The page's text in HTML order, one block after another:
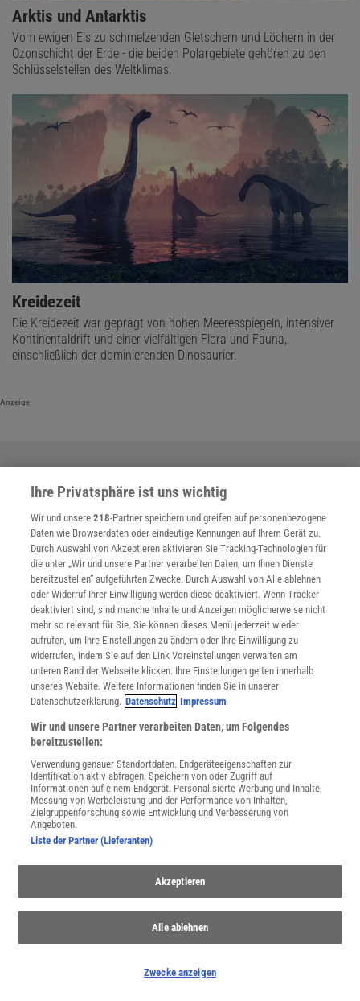
Arktis und Antarktis
Vom ewigen Eis zu schmelzenden Gletschern und Löchern in der
Ozonschicht der Erde - die beiden Polargebiete gehören zu den
Schlüsselstellen des Weltklimas.
Kreidezeit
Die Kreidezeit war geprägt von hohen Meeresspiegeln, intensiver
Kontinentaldrift und einer vielfältigen Flora und Fauna,
einschließlich der dominierenden Dinosaurier.
Anzeige
SPONSORED
PARTNERINHALTE
Anzeige
Ihre Privatsphäre ist uns wichtig
Wir und unsere218-Partner speichern und greifen auf personenbezogene
Daten wie Browserdaten oder eindeutige Kennungen auf Ihrem Gerät zu.
Durch Auswahl von Akzeptieren aktivieren Sie Tracking-Technologien für
die unter „Wir und unsere Partner verarbeiten Daten, um Ihnen Dienste
bereitzustellen“ aufgeführten Zwecke. Durch Auswahl von Alle ablehnen
oder Widerruf Ihrer Einwilligung werden diese deaktiviert. Wenn Tracker
deaktiviert sind, sind manche Inhalte und Anzeigen möglicherweise nicht
mehr so relevant für Sie. Sie können dieses Menü jederzeit wieder
aufrufen, um Ihre Einstellungen zu ändern oder Ihre Einwilligung zu
widerrufen, indem Sie auf den Link Voreinstellungen verwalten am
unteren Rand der Webseite klicken. Ihre Einstellungen gelten innerhalb
unseres Website. Weitere Informationen finden Sie in unserer
Datenschutzerklärung. Datenschutz Impressum
Wir und unsere Partner verarbeiten Daten, um Folgendes
bereitzustellen:
Verwendung genauer Standortdaten. Endgeräteeigenschaften zur
Identifikation aktiv abfragen. Speichern von oder Zugriff auf
Informationen auf einem Endgerät. Personalisierte Werbung und Inhalte,
Messung von Werbeleistung und der Performance von Inhalten,
Zielgruppenforschung sowie Entwicklung und Verbesserung von
Angeboten.
Liste der Partner (Lieferanten)
Akzeptieren
Alle ablehnen
Zwecke anzeigen